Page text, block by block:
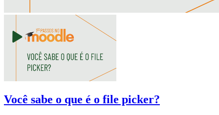
Você sabe o que é o file picker?